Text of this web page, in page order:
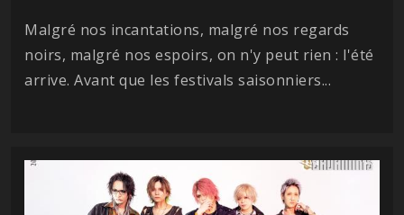
Malgré nos incantations, malgré nos regards
noirs, malgré nos espoirs, on n'y peut rien : l'été
arrive. Avant que les festivals saisonniers...